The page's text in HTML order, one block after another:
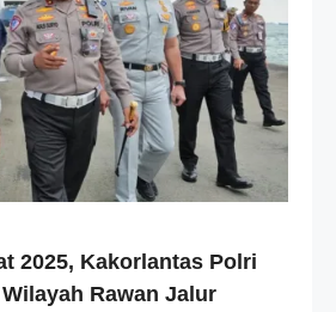
2025, Kakorlantas Polri
Rawan Jalur